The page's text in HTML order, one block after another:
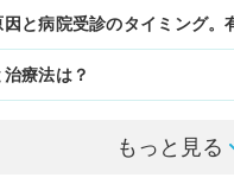
と病院受診のタイミング。
療法は？
もっと見る